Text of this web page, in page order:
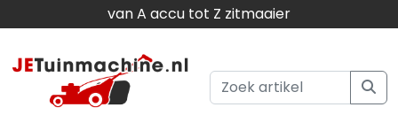
van A accu tot Z zitmaaier